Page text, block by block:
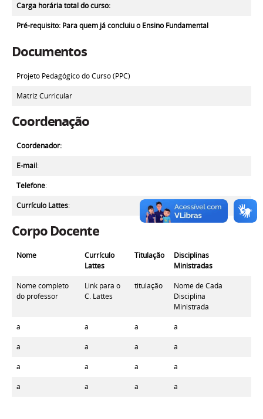
Carga horária total do curso:
Pré-requisito: Para quem já concluiu o Ensino Fundamental
Documentos
Projeto Pedagógico do Curso (PPC)
Matriz Curricular
Coordenação
Coordenador:
E-mail:
Telefone:
Currículo Lattes:
Corpo Docente
Nome
Currículo
Lattes
Titulação
Disciplinas
Ministradas
Nome completo
do professor
Link para o
C. Lattes
titulação
Nome de Cada
Disciplina
Ministrada
a
a a
a
a
a a
a
a
a a
a
a
a a a